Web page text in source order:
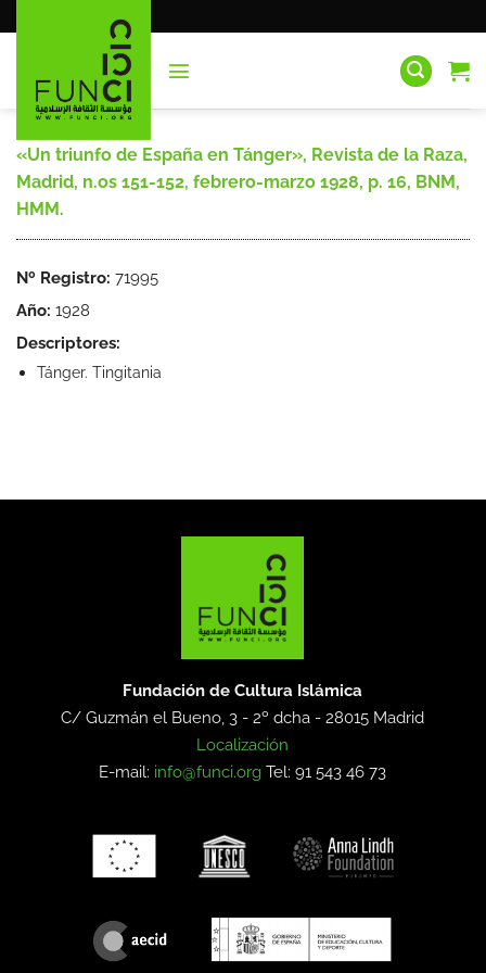
al
«Un triunfo de España en Tánger», Revista de la Raza,
Madrid, n.os 151-152, febrero-marzo 1928, p. 16, BNM,
HMM.
Nº Registro: 71995
Año: 1928
Descriptores:
Tánger. Tingitania
Fundación de Cultura Islámica
C/ Guzmán el Bueno, 3 - 2º dcha -28015 Madrid
Localización
E-mail: info@funci.org Tel: 91 543 46 73